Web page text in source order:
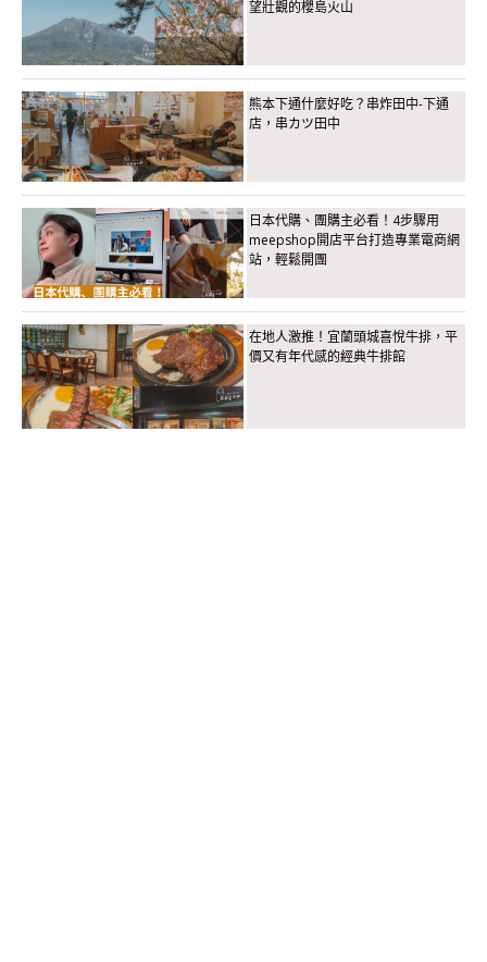
望壯觀的櫻島火山
熊本下通什麼好吃？串炸田中-下通
店，串カツ田中
日本代購、團購主必看！4步驟用
meepshop開店平台打造專業電商網
站，輕鬆開團
在地人激推！宜蘭頭城喜悅牛排，平
價又有年代感的經典牛排館